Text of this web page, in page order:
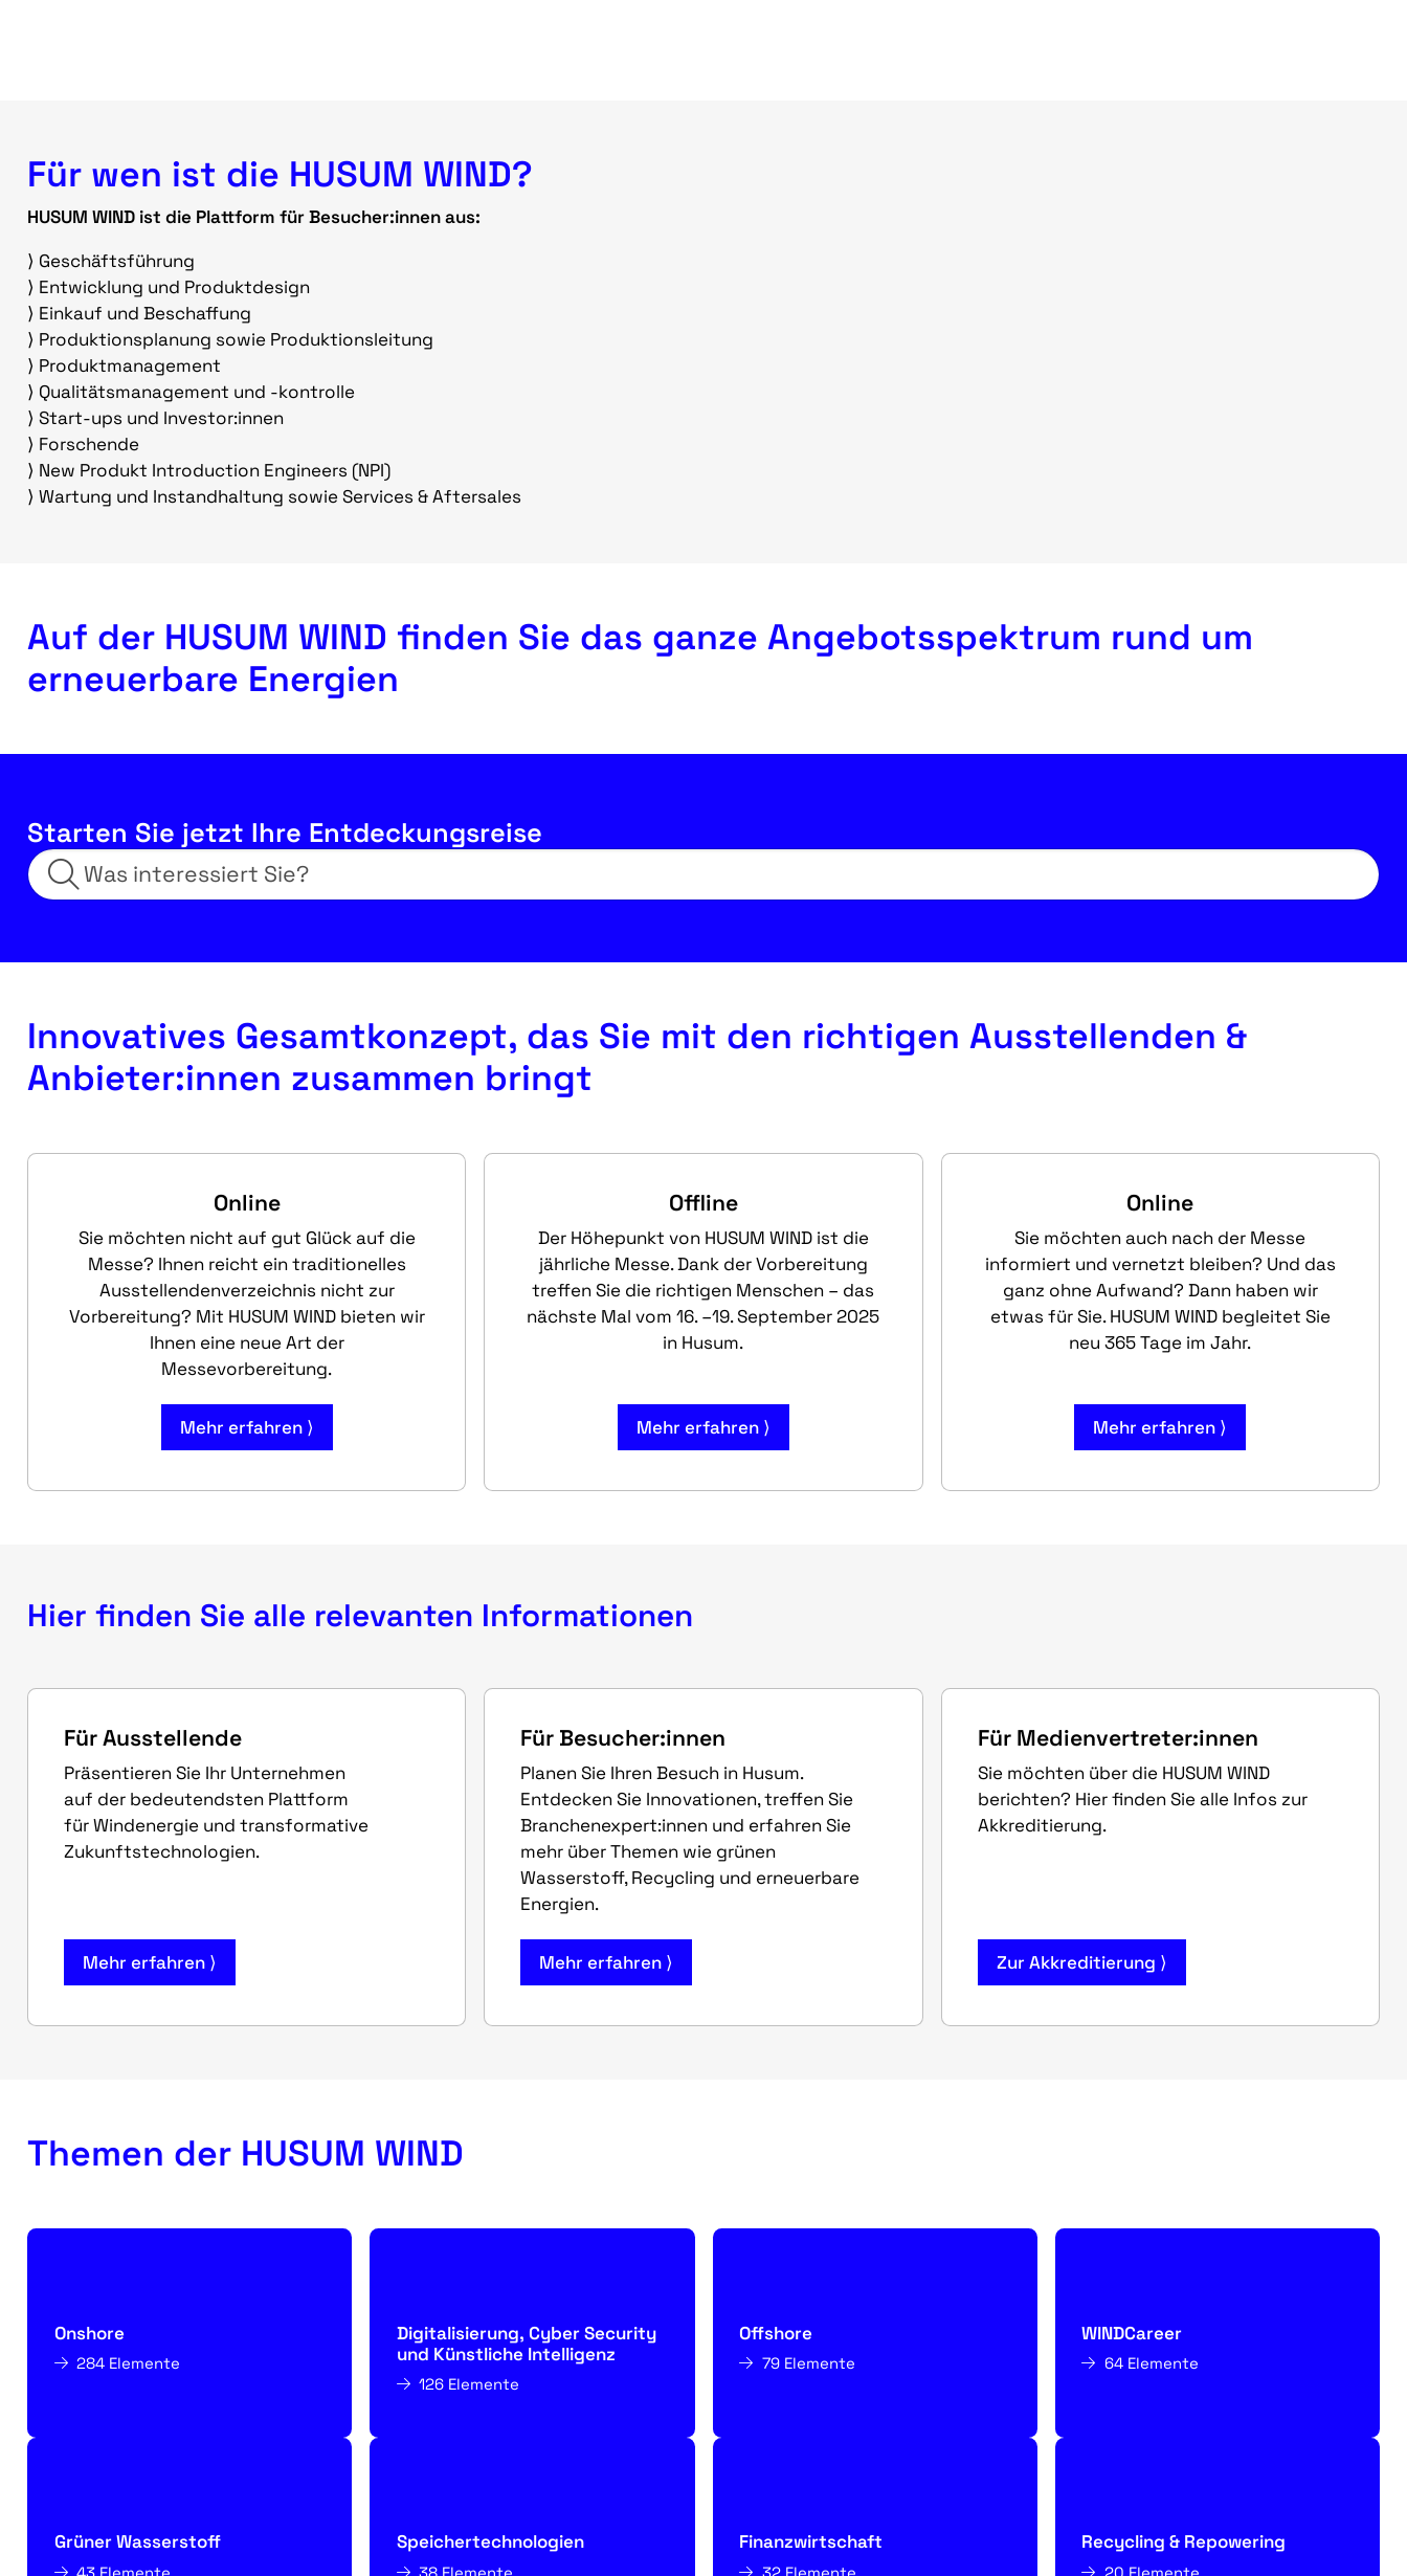
Für wen ist die HUSUM WIND?
HUSUM WIND ist die Plattform für Besucher:innen aus:
⟩ Geschäftsführung
⟩ Entwicklung und Produktdesign
⟩ Einkauf und Beschaffung
⟩ Produktionsplanung sowie Produktionsleitung
⟩ Produktmanagement
⟩ Qualitätsmanagement und -kontrolle
⟩ Start-ups und Investor:innen
⟩ Forschende
⟩ New Produkt Introduction Engineers (NPI)
⟩ Wartung und Instandhaltung sowie Services & Aftersales
Auf der HUSUM WIND finden Sie das ganze Angebotsspektrum rund um
erneuerbare Energien
Starten Sie jetzt Ihre Entdeckungsreise
Innovatives Gesamtkonzept, das Sie mit den richtigen Ausstellenden &
Anbieter:innen zusammen bringt
Online
Sie möchten nicht auf gut Glück auf die
Messe? Ihnen reicht ein traditionelles
Ausstellendenverzeichnis nicht zur
Vorbereitung? Mit HUSUM WIND bieten wir
Ihnen eine neue Art der
Messevorbereitung.
Mehr erfahren ⟩
Offline
Der Höhepunkt von HUSUM WIND ist die
jährliche Messe. Dank der Vorbereitung
treffen Sie die richtigen Menschen – das
nächste Mal vom 16. –19. September 2025
in Husum.
Mehr erfahren ⟩
Online
Sie möchten auch nach der Messe
informiert und vernetzt bleiben? Und das
ganz ohne Aufwand? Dann haben wir
etwas für Sie. HUSUM WIND begleitet Sie
neu 365 Tage im Jahr.
Mehr erfahren ⟩
Hier finden Sie alle relevanten Informationen
Für Ausstellende
Präsentieren Sie Ihr Unternehmen
auf der bedeutendsten Plattform
für Windenergie und transformative
Zukunftstechnologien.
Mehr erfahren ⟩
Für Besucher:innen
Planen Sie Ihren Besuch in Husum.
Entdecken Sie Innovationen, treffen Sie
Branchenexpert:innen und erfahren Sie
mehr über Themen wie grünen
Wasserstoff, Recycling und erneuerbare
Energien.
Mehr erfahren ⟩
Für Medienvertreter:innen
Sie möchten über die HUSUM WIND
berichten? Hier finden Sie alle Infos zur
Akkreditierung.
Zur Akkreditierung ⟩
Themen der HUSUM WIND
Onshore
284 Elemente
Digitalisierung, Cyber Security
und Künstliche Intelligenz
126 Elemente
Offshore
79 Elemente
WINDCareer
64 Elemente
Grüner Wasserstoff Speichertechnologien Finanzwirtschaft Recycling & Repowering